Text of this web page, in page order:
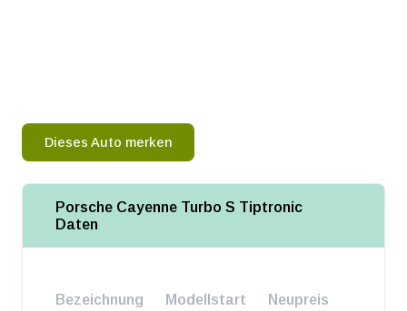
Dieses Auto merken
Porsche Cayenne Turbo S Tiptronic
Daten
Bezeichnung Modellstart Neupreis